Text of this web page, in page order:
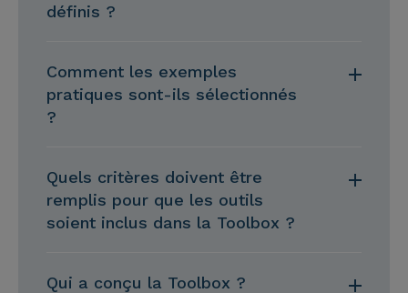
définis ?
Comment les exemples
pratiques sont-ils sélectionnés
?
Quels critères doivent être
remplis pour que les outils
soient inclus dans la Toolbox ?
Qui a conçu la Toolbox ?